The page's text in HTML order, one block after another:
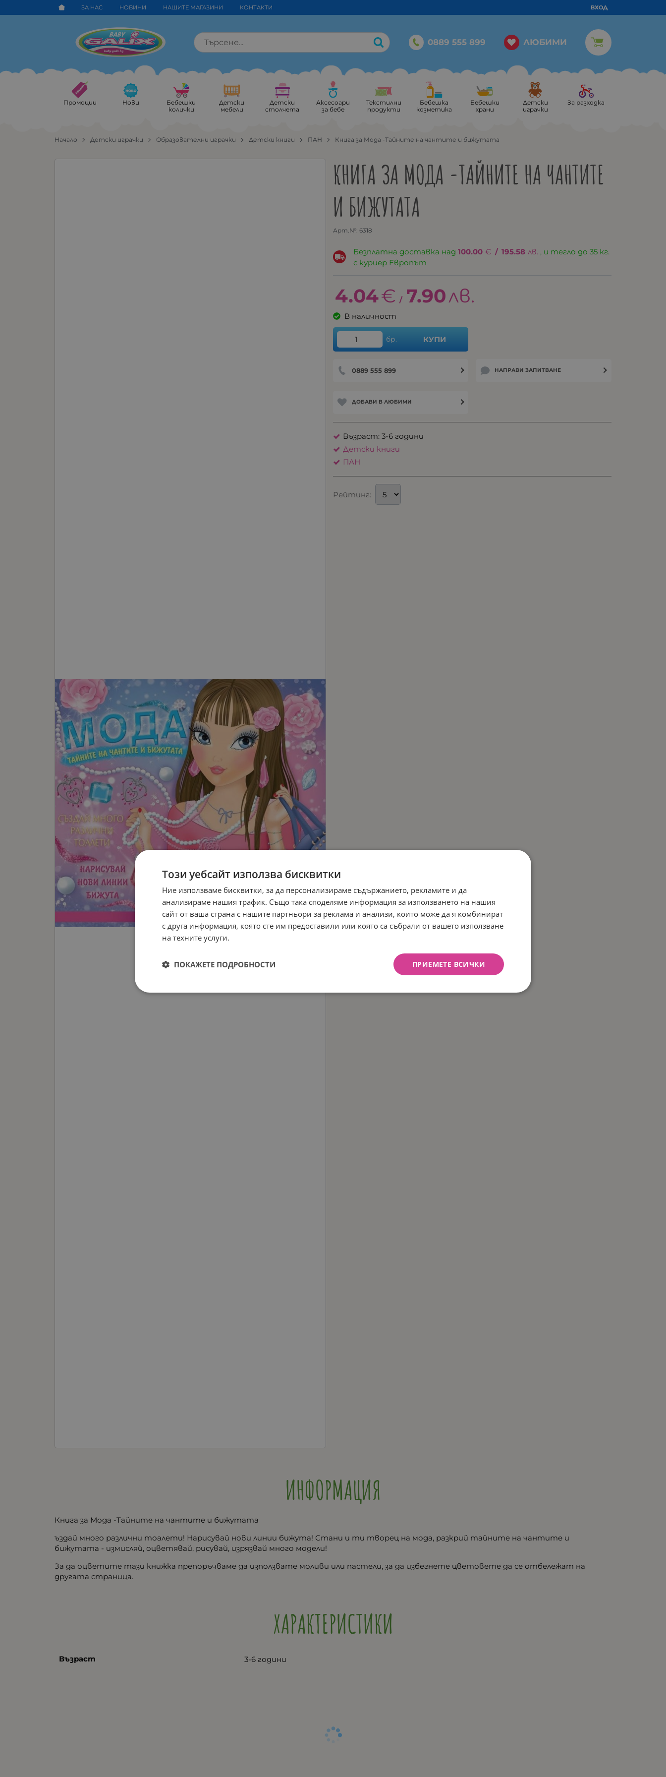
ЗА НАС НОВИНИ НАШИТЕ МАГАЗИНИ КОНТАКТИ ВХОД
0889 555 899 ЛЮБИМИ
Промоции Нови
Бебешки
колички
Детски
мебели
Детски
столчета
Аксесоари
за бебе
Текстилни
продукти
Бебешка
козметика
Бебешки
храни
Детски
играчки
За разходка
Начало Детски играчки Образoвателни играчки Детски книги ПАН Книга за Мода -Тайните на чантите и бижутата
КНИГА ЗА МОДА -ТАЙНИТЕ НА ЧАНТИТЕ
И БИЖУТАТА
Арт.№: 6318
Безплатна доставка над100.00 € / 195.58 лв. , и тегло до 35 кг.
с куриер Европът
4.04€ / 7.90лв.
В наличност
бр. КУПИ
0889 555 899 НАПРАВИ ЗАПИТВАНЕ
ДОБАВИ В ЛЮБИМИ
Възраст: 3-6 години
Детски книги
ПАН
Рейтинг:
ИНФОРМАЦИЯ
Книга за Мода -Тайните на чантите и бижутата
ъздай много различни тоалети! Нарисувай нови линии бижута! Стани и ти творец на мода, разкрий тайните на чантите и
бижутата - измисляй, оцветявай, рисувай, изрязвай много модели!
За да оцветите тази книжка препоръчваме да използвате моливи или пастели, за да избегнете цветовете да се отбележат на
другата страница.
ХАРАКТЕРИСТИКИ
Възраст 3-6 години
Този уебсайт използва бисквитки
Ние използваме бисквитки, за да персонализираме съдържанието, рекламите и да
анализираме нашия трафик. Също така споделяме информация за използването на нашия
сайт от ваша страна с нашите партньори за реклама и анализи, които може да я комбинират
с друга информация, която сте им предоставили или която са събрали от вашето използване
на техните услуги.
ПРИЕМЕТЕ ВСИЧКИ
ПОКАЖЕТЕ ПОДРОБНОСТИ